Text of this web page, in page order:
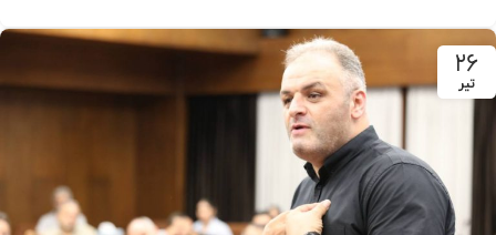
۲۶
تیر